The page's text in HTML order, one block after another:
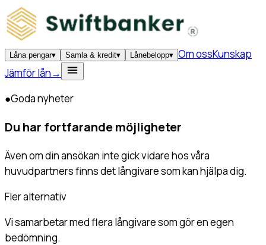
Låna pengar▾ Samla & kredit▾ Lånebelopp▾ Om ossKunskap
Jämför lån→
●Goda nyheter
Du har fortfarande möjligheter
Även om din ansökan inte gick vidare hos våra
huvudpartners finns det långivare som kan hjälpa dig.
Fler alternativ
Vi samarbetar med flera långivare som gör en egen
bedömning.